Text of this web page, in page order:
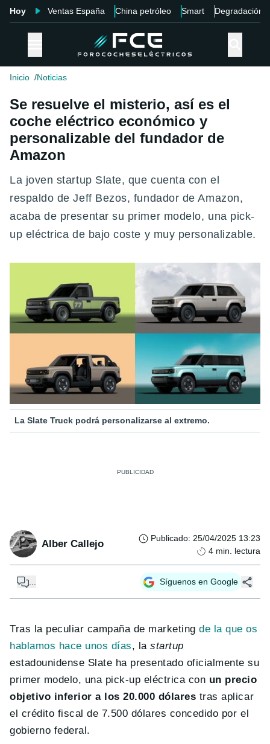
Hoy Ventas España China petróleo Smart Degradación
Inicio Noticias
Se resuelve el misterio, así es el
coche eléctrico económico y
personalizable del fundador de
Amazon
La joven startup Slate, que cuenta con el
respaldo de Jeff Bezos, fundador de Amazon,
acaba de presentar su primer modelo, una pick-
up eléctrica de bajo coste y muy personalizable.
La Slate Truck podrá personalizarse al extremo.
Alber Callejo Publicado: 25/04/2025 13:23
4 min. lectura
... Síguenos en Google
Tras la peculiar campaña de marketingde la que os
hablamos hace unos días, lastartup
estadounidense Slate ha presentado oficialmente su
primer modelo, una pick-up eléctrica con un precio
objetivo inferior a los 20.000 dólares tras aplicar
el crédito fiscal de 7.500 dólares concedido por el
gobierno federal.